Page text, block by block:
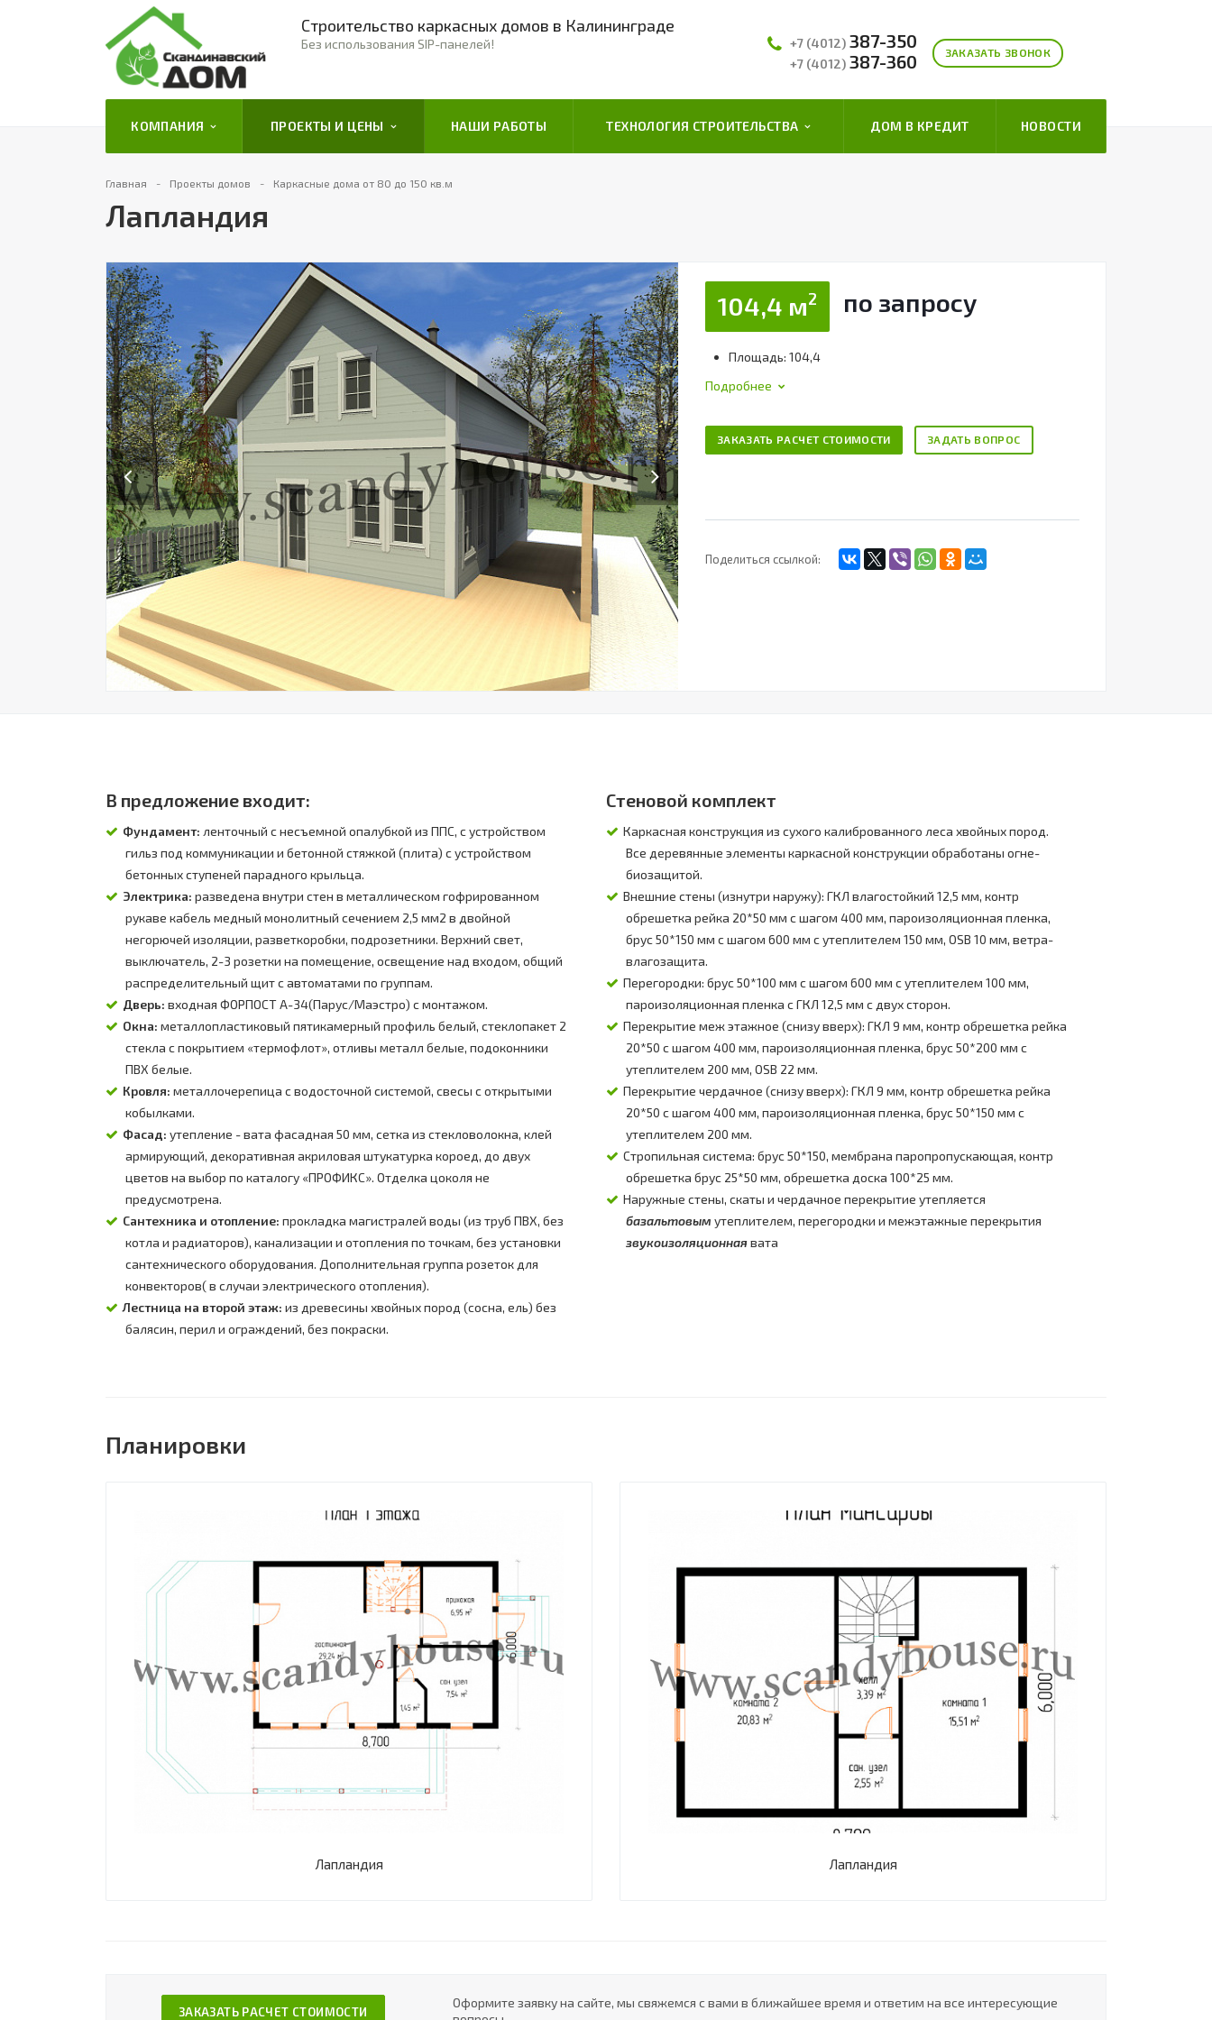
Строительство каркасных домов в Калининграде
Без использования SIP-панелей!
ЗАКАЗАТЬ ЗВОНОК
+7 (4012)387-350
+7 (4012)387-360
КОМПАНИЯ ПРОЕКТЫ И ЦЕНЫ НАШИ РАБОТЫ ТЕХНОЛОГИЯ СТРОИТЕЛЬСТВА ДОМ В КРЕДИТ НОВОСТИ
Главная Проекты домов Каркасные дома от 80 до 150 кв.м
Лапландия
Previous Next
104,4 м2 по запросу
Площадь: 104,4
Подробнее
ЗАКАЗАТЬ РАСЧЕТ СТОИМОСТИ ЗАДАТЬ ВОПРОС
Поделиться ссылкой:
В предложение входит:
Фундамент: ленточный с несъемной опалубкой из ППС, с устройством
гильз под коммуникации и бетонной стяжкой (плита) с устройством
бетонных ступеней парадного крыльца.
Электрика: разведена внутри стен в металлическом гофрированном
рукаве кабель медный монолитный сечением 2,5 мм2 в двойной
негорючей изоляции, разветкоробки, подрозетники. Верхний свет,
выключатель, 2-3 розетки на помещение, освещение над входом, общий
распределительный щит с автоматами по группам.
Дверь: входная ФОРПОСТ А-34(Парус/Маэстро) с монтажом.
Окна: металлопластиковый пятикамерный профиль белый, стеклопакет 2
стекла с покрытием «термофлот», отливы металл белые, подоконники
ПВХ белые.
Кровля: металлочерепица с водосточной системой, свесы с открытыми
кобылками.
Фасад: утепление - вата фасадная 50 мм, сетка из стекловолокна, клей
армирующий, декоративная акриловая штукатурка короед, до двух
цветов на выбор по каталогу «ПРОФИКС». Отделка цоколя не
предусмотрена.
Сантехника и отопление: прокладка магистралей воды (из труб ПВХ, без
котла и радиаторов), канализации и отопления по точкам, без установки
сантехнического оборудования. Дополнительная группа розеток для
конвекторов( в случаи электрического отопления).
Лестница на второй этаж: из древесины хвойных пород (сосна, ель) без
балясин, перил и ограждений, без покраски.
Стеновой комплект
Каркасная конструкция из сухого калиброванного леса хвойных пород.
Все деревянные элементы каркасной конструкции обработаны огне-
биозащитой.
Внешние стены (изнутри наружу): ГКЛ влагостойкий 12,5 мм, контр
обрешетка рейка 20*50 мм с шагом 400 мм, пароизоляционная пленка,
брус 50*150 мм с шагом 600 мм с утеплителем 150 мм, OSB 10 мм, ветра-
влагозащита.
Перегородки: брус 50*100 мм с шагом 600 мм с утеплителем 100 мм,
пароизоляционная пленка с ГКЛ 12,5 мм с двух сторон.
Перекрытие меж этажное (снизу вверх): ГКЛ 9 мм, контр обрешетка рейка
20*50 с шагом 400 мм, пароизоляционная пленка, брус 50*200 мм с
утеплителем 200 мм, OSB 22 мм.
Перекрытие чердачное (снизу вверх): ГКЛ 9 мм, контр обрешетка рейка
20*50 с шагом 400 мм, пароизоляционная пленка, брус 50*150 мм с
утеплителем 200 мм.
Стропильная система: брус 50*150, мембрана паропропускающая, контр
обрешетка брус 25*50 мм, обрешетка доска 100*25 мм.
Наружные стены, скаты и чердачное перекрытие утепляется
базальтовым утеплителем, перегородки и межэтажные перекрытия
звукоизоляционнаявата
Планировки
Лапландия Лапландия
ЗАКАЗАТЬ РАСЧЕТ СТОИМОСТИ
Оформите заявку на сайте, мы свяжемся с вами в ближайшее время и ответим на все интересующие